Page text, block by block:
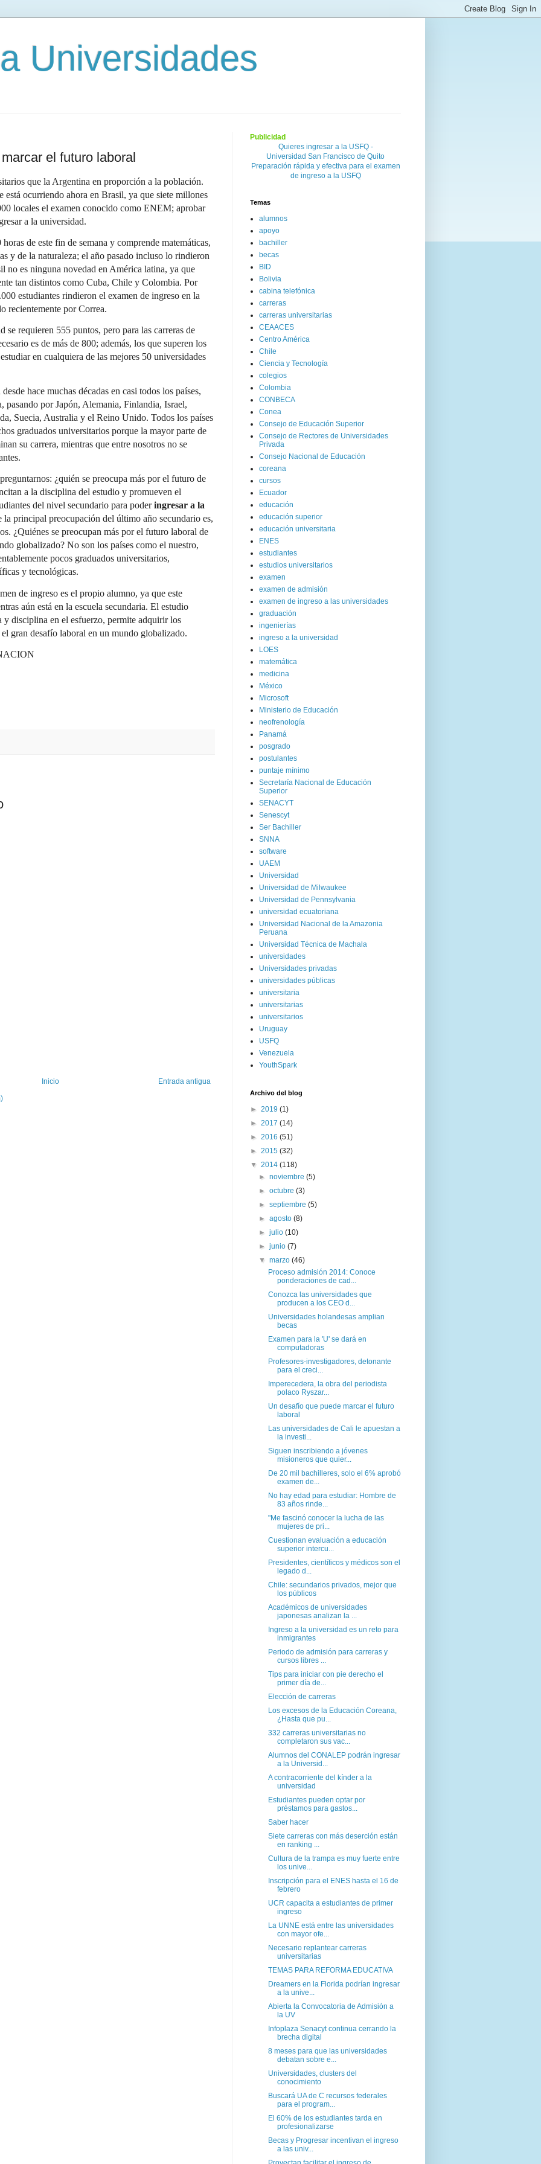
Universidades
el futuro laboral
que la Argentina en proporción a la población.
está ocurriendo ahora en Brasil, ya que siete millones
locales el examen conocido como ENEM; aprobar
a la universidad.
de este fin de semana y comprende matemáticas,
y de la naturaleza; el año pasado incluso lo rindieron
no es ninguna novedad en América latina, ya que
tan distintos como Cuba, Chile y Colombia. Por
estudiantes rindieron el examen de ingreso en la
recientemente por Correa.
se requieren 555 puntos, pero para las carreras de
es de más de 800; además, los que superen los
en cualquiera de las mejores 50 universidades
hace muchas décadas en casi todos los países,
pasando por Japón, Alemania, Finlandia, Israel,
Suecia, Australia y el Reino Unido. Todos los países
graduados universitarios porque la mayor parte de
su carrera, mientras que entre nosotros no se
¿quién se preocupa más por el futuro de
a la disciplina del estudio y promueven el
del nivel secundario para poderingresar a la
la principal preocupación del último año secundario es,
¿Quiénes se preocupan más por el futuro laboral de
globalizado? No son los países como el nuestro,
pocos graduados universitarios,
y tecnológicas.
de ingreso es el propio alumno, ya que este
aún está en la escuela secundaria. El estudio
disciplina en el esfuerzo, permite adquirir los
gran desafío laboral en un mundo globalizado.
Entrada antigua
Inicio
Publicidad
Quieres ingresar a la USFQ -
Universidad San Francisco de Quito
Preparación rápida y efectiva para el examen
de ingreso a la USFQ
Temas
alumnos
apoyo
bachiller
becas
BID
Bolivia
cabina telefónica
carreras
carreras universitarias
CEAACES
Centro América
Chile
Ciencia y Tecnología
colegios
Colombia
CONBECA
Conea
Consejo de Educación Superior
Consejo de Rectores de Universidades
Privada
Consejo Nacional de Educación
coreana
cursos
Ecuador
educación
educación superior
educación universitaria
ENES
estudiantes
estudios universitarios
examen
examen de admisión
examen de ingreso a las universidades
graduación
ingenierías
ingreso a la universidad
LOES
matemática
medicina
México
Microsoft
Ministerio de Educación
neofrenología
Panamá
posgrado
postulantes
puntaje mínimo
Secretaría Nacional de Educación
Superior
SENACYT
Senescyt
Ser Bachiller
SNNA
software
UAEM
Universidad
Universidad de Milwaukee
Universidad de Pennsylvania
universidad ecuatoriana
Universidad Nacional de la Amazonia
Peruana
Universidad Técnica de Machala
universidades
Universidades privadas
universidades públicas
universitaria
universitarias
universitarios
Uruguay
USFQ
Venezuela
YouthSpark
Archivo del blog
► 2019 (1)
► 2017 (14)
► 2016 (51)
► 2015 (32)
▼ 2014 (118)
►noviembre(5)
►octubre(3)
►septiembre(5)
►agosto(8)
►julio(10)
►junio(7)
▼marzo(46)
Proceso admisión 2014: Conoce
ponderaciones de cad...
Conozca las universidades que
producen a los CEO d...
Universidades holandesas amplian
becas
Examen para la 'U' se dará en
computadoras
Profesores-investigadores, detonante
para el creci...
Imperecedera, la obra del periodista
polaco Ryszar...
Un desafío que puede marcar el futuro
laboral
Las universidades de Cali le apuestan a
la investi...
Siguen inscribiendo a jóvenes
misioneros que quier...
De 20 mil bachilleres, solo el 6% aprobó
examen de...
No hay edad para estudiar: Hombre de
83 años rinde...
"Me fascinó conocer la lucha de las
mujeres de pri...
Cuestionan evaluación a educación
superior intercu...
Presidentes, científicos y médicos son el
legado d...
Chile: secundarios privados, mejor que
los públicos
Académicos de universidades
japonesas analizan la ...
Ingreso a la universidad es un reto para
inmigrantes
Periodo de admisión para carreras y
cursos libres ...
Tips para iniciar con pie derecho el
primer día de...
Elección de carreras
Los excesos de la Educación Coreana,
¿Hasta que pu...
332 carreras universitarias no
completaron sus vac...
Alumnos del CONALEP podrán ingresar
a la Universid...
A contracorriente del kínder a la
universidad
Estudiantes pueden optar por
préstamos para gastos...
Saber hacer
Siete carreras con más deserción están
en ranking ...
Cultura de la trampa es muy fuerte entre
los unive...
Inscripción para el ENES hasta el 16 de
febrero
UCR capacita a estudiantes de primer
ingreso
La UNNE está entre las universidades
con mayor ofe...
Necesario replantear carreras
universitarias
TEMAS PARA REFORMA EDUCATIVA
Dreamers en la Florida podrían ingresar
a la unive...
Abierta la Convocatoria de Admisión a
la UV
Infoplaza Senacyt continua cerrando la
brecha digital
8 meses para que las universidades
debatan sobre e...
Universidades, clusters del
conocimiento
Buscará UA de C recursos federales
para el program...
El 60% de los estudiantes tarda en
profesionalizarse
Becas y Progresar incentivan el ingreso
a las univ...